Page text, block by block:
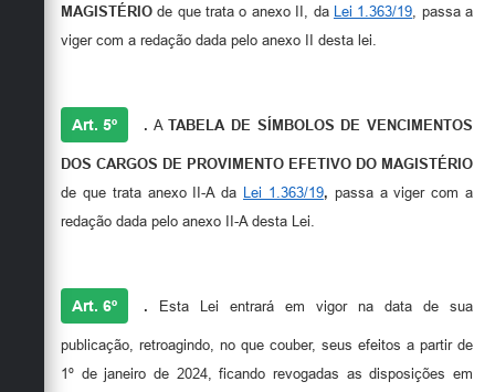
MAGISTÉRIO de que trata o anexo II, da Lei 1.363/19 , passa a
viger com a redação dada pelo anexo II desta lei.
Art. 5º . ATABELA DE SÍMBOLOS DE VENCIMENTOS
DOS CARGOS DE PROVIMENTO EFETIVO DO MAGISTÉRIO
de que trata anexo II-A da Lei 1.363/19, passa a viger com a
redação dada pelo anexo II-A desta Lei.
Art. 6º . Esta Lei entrará em vigor na data de sua
publicação, retroagindo, no que couber, seus efeitos a partir de
1º de janeiro de 2024, ficando revogadas as disposições em